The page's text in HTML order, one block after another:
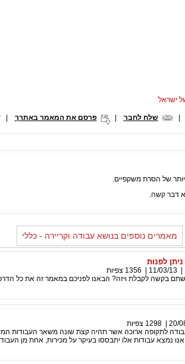
שלח לחבר פרסם את המאמר באתרך |
של הסרת משקפיים.
דבר קשה.
מאמרים נוספים בנושא עבודה וקריירה - כללי
לפנות
11/03/13
1356 צפיות
בקשה לקבלת ויזה? הבאנו לפניכם במאמר זה את כל
20/
1298 צפיות
לתקופה ארוכה אשר תהיה קצת שונה משאר העבודות
נמצא עבודות אלו יתבססו בעיקר על מכירות, אחת מן